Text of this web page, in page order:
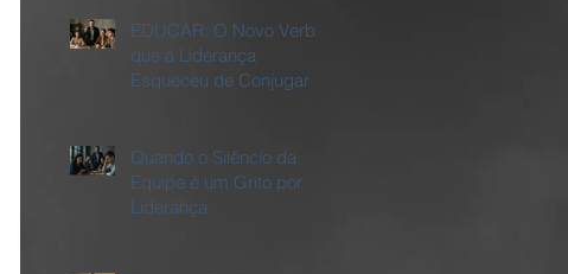
EDUCAR: O Novo Verbo
que a Liderança
Esqueceu de Conjugar
Quando o Silêncio da
Equipe é um Grito por
Liderança